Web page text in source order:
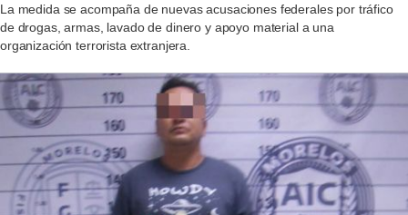
La medida se acompaña de nuevas acusaciones federales por tráfico
de drogas, armas, lavado de dinero y apoyo material a una
organización terrorista extranjera.